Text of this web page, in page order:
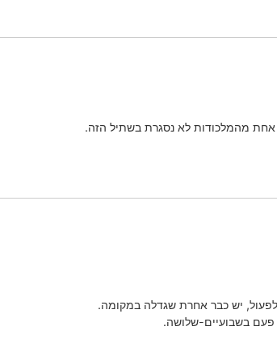
אחת מהמלכודות לא נסגרת בשתיל הזה.
יש כבר אחרת שגדלה במקומה.
בשבועיים-שלושה.